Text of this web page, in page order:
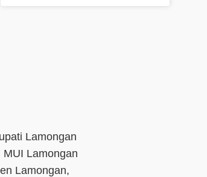
Lamongan
Lamongan
Lamongan,